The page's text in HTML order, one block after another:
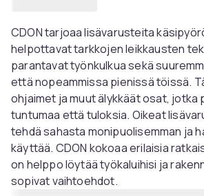
CDON tarjoaa lisävarusteita
helpottavat tarkkojen leikkausten
parantavat työnkulkua sekä
että nopeammissa pienissä töissä.
ohjaimet ja muut älykkäät osat, jotka
tuntumaa että tuloksia. Oikeat
tehdä sahasta monipuolisemman ja
käyttää. CDON kokoaa erilaisia
on helppo löytää työkaluihisi ja
sopivat vaihtoehdot.